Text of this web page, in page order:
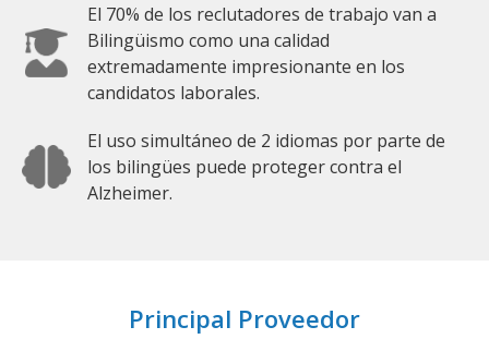
El 70% de los reclutadores de trabajo van a
Bilingüismo como una calidad
extremadamente impresionante en los
candidatos laborales.
El uso simultáneo de 2 idiomas por parte de
los bilingües puede proteger contra el
Alzheimer.
Principal Proveedor